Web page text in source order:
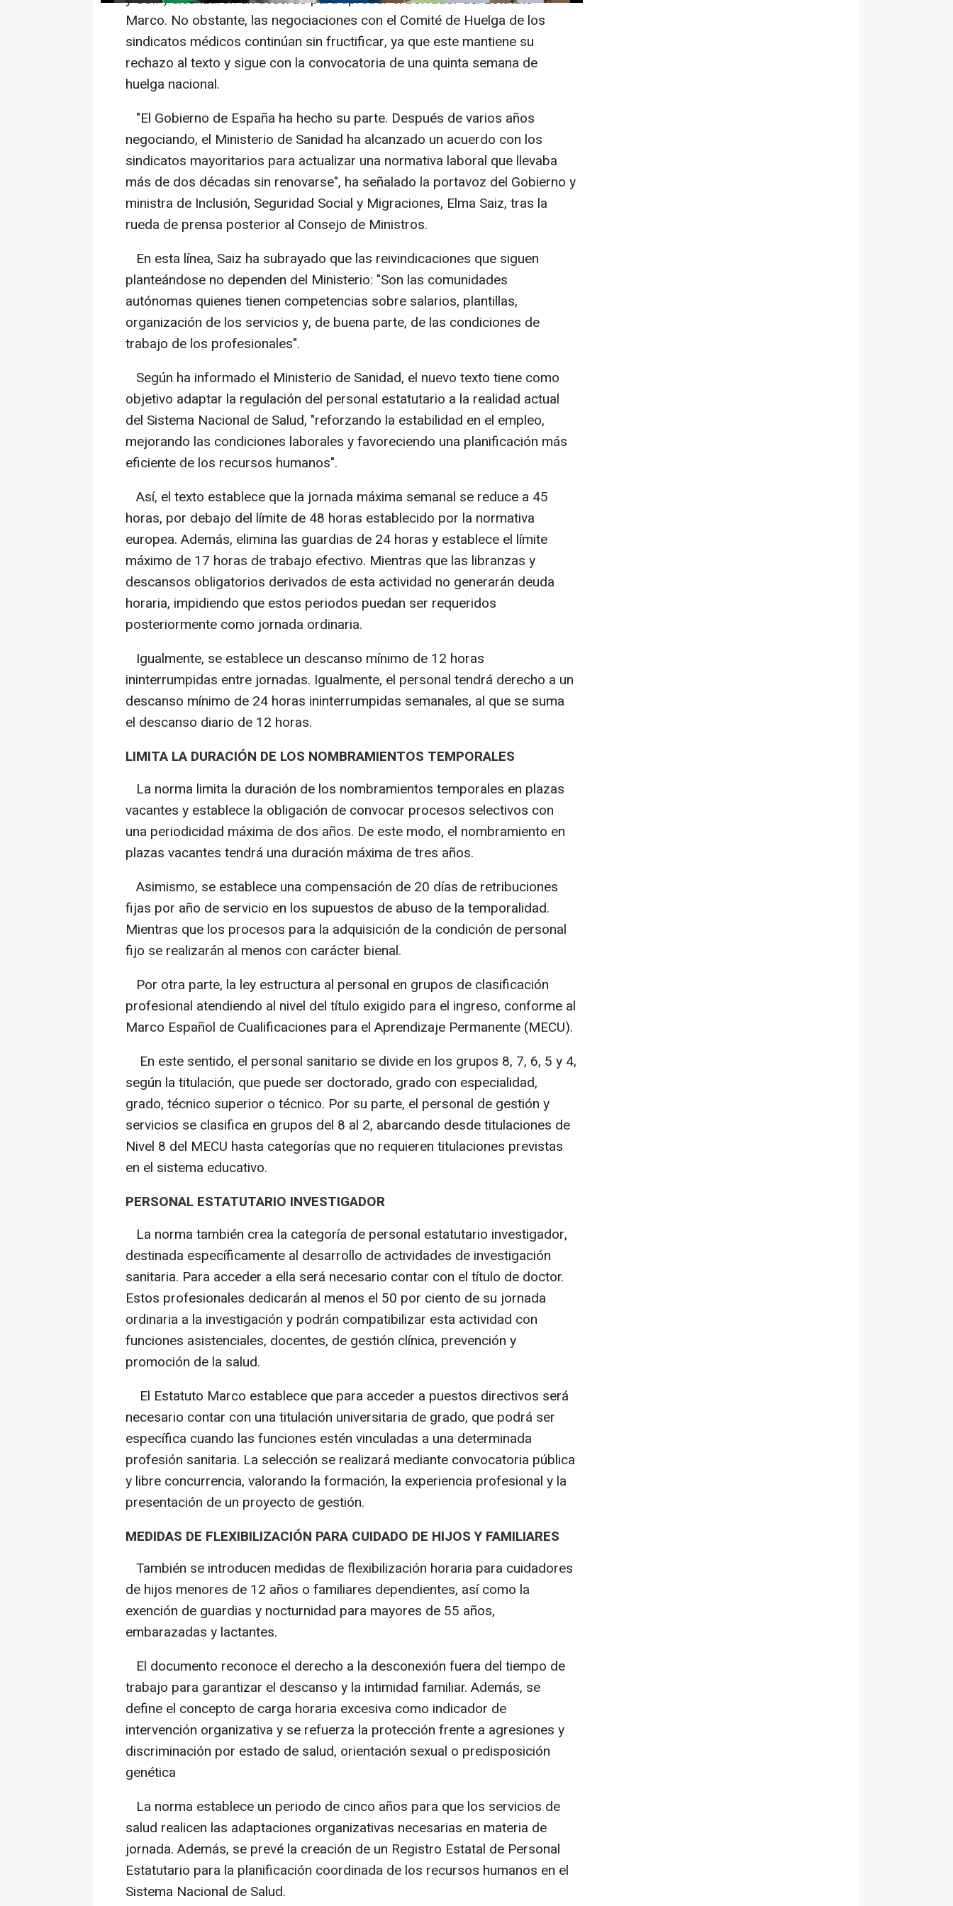
Marco. No obstante, las negociaciones con el Comité de Huelga de los
sindicatos médicos continúan sin fructificar, ya que este mantiene su
rechazo al texto y sigue con la convocatoria de una quinta semana de
huelga nacional.
"El Gobierno de España ha hecho su parte. Después de varios años
negociando, el Ministerio de Sanidad ha alcanzado un acuerdo con los
sindicatos mayoritarios para actualizar una normativa laboral que llevaba
más de dos décadas sin renovarse", ha señalado la portavoz del Gobierno y
ministra de Inclusión, Seguridad Social y Migraciones, Elma Saiz, tras la
rueda de prensa posterior al Consejo de Ministros.
En esta línea, Saiz ha subrayado que las reivindicaciones que siguen
planteándose no dependen del Ministerio: "Son las comunidades
autónomas quienes tienen competencias sobre salarios, plantillas,
organización de los servicios y, de buena parte, de las condiciones de
trabajo de los profesionales".
Según ha informado el Ministerio de Sanidad, el nuevo texto tiene como
objetivo adaptar la regulación del personal estatutario a la realidad actual
del Sistema Nacional de Salud, "reforzando la estabilidad en el empleo,
mejorando las condiciones laborales y favoreciendo una planificación más
eficiente de los recursos humanos".
Así, el texto establece que la jornada máxima semanal se reduce a 45
horas, por debajo del límite de 48 horas establecido por la normativa
europea. Además, elimina las guardias de 24 horas y establece el límite
máximo de 17 horas de trabajo efectivo. Mientras que las libranzas y
descansos obligatorios derivados de esta actividad no generarán deuda
horaria, impidiendo que estos periodos puedan ser requeridos
posteriormente como jornada ordinaria.
Igualmente, se establece un descanso mínimo de 12 horas
ininterrumpidas entre jornadas. Igualmente, el personal tendrá derecho a un
descanso mínimo de 24 horas ininterrumpidas semanales, al que se suma
el descanso diario de 12 horas.
LIMITA LA DURACIÓN DE LOS NOMBRAMIENTOS TEMPORALES
La norma limita la duración de los nombramientos temporales en plazas
vacantes y establece la obligación de convocar procesos selectivos con
una periodicidad máxima de dos años. De este modo, el nombramiento en
plazas vacantes tendrá una duración máxima de tres años.
Asimismo, se establece una compensación de 20 días de retribuciones
fijas por año de servicio en los supuestos de abuso de la temporalidad.
Mientras que los procesos para la adquisición de la condición de personal
fijo se realizarán al menos con carácter bienal.
Por otra parte, la ley estructura al personal en grupos de clasificación
profesional atendiendo al nivel del título exigido para el ingreso, conforme al
Marco Español de Cualificaciones para el Aprendizaje Permanente (MECU).
En este sentido, el personal sanitario se divide en los grupos 8, 7, 6, 5 y 4,
según la titulación, que puede ser doctorado, grado con especialidad,
grado, técnico superior o técnico. Por su parte, el personal de gestión y
servicios se clasifica en grupos del 8 al 2, abarcando desde titulaciones de
Nivel 8 del MECU hasta categorías que no requieren titulaciones previstas
en el sistema educativo.
PERSONAL ESTATUTARIO INVESTIGADOR
La norma también crea la categoría de personal estatutario investigador,
destinada específicamente al desarrollo de actividades de investigación
sanitaria. Para acceder a ella será necesario contar con el título de doctor.
Estos profesionales dedicarán al menos el 50 por ciento de su jornada
ordinaria a la investigación y podrán compatibilizar esta actividad con
funciones asistenciales, docentes, de gestión clínica, prevención y
promoción de la salud.
El Estatuto Marco establece que para acceder a puestos directivos será
necesario contar con una titulación universitaria de grado, que podrá ser
específica cuando las funciones estén vinculadas a una determinada
profesión sanitaria. La selección se realizará mediante convocatoria pública
y libre concurrencia, valorando la formación, la experiencia profesional y la
presentación de un proyecto de gestión.
MEDIDAS DE FLEXIBILIZACIÓN PARA CUIDADO DE HIJOS Y FAMILIARES
También se introducen medidas de flexibilización horaria para cuidadores
de hijos menores de 12 años o familiares dependientes, así como la
exención de guardias y nocturnidad para mayores de 55 años,
embarazadas y lactantes.
El documento reconoce el derecho a la desconexión fuera del tiempo de
trabajo para garantizar el descanso y la intimidad familiar. Además, se
define el concepto de carga horaria excesiva como indicador de
intervención organizativa y se refuerza la protección frente a agresiones y
discriminación por estado de salud, orientación sexual o predisposición
genética
La norma establece un periodo de cinco años para que los servicios de
salud realicen las adaptaciones organizativas necesarias en materia de
jornada. Además, se prevé la creación de un Registro Estatal de Personal
Estatutario para la planificación coordinada de los recursos humanos en el
Sistema Nacional de Salud.